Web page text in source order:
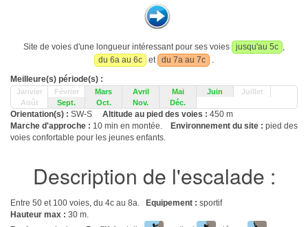
Site de voies d'une longueur intéressant pour ses voies jusqu'au 5c ,
du 6a au 6c
et du 7a au 7c
.
Meilleure(s) période(s) :
Janvier Février Mars Avril Mai Juin
Juillet
Août
Sept. Oct. Nov. Déc.
Orientation(s) : SW-S Altitude au pied des voies : 450 m
Marche d'approche : 10 min en montée. Environnement du site : pied des
voies confortable pour les jeunes enfants.
Description de l'escalade :
Entre 50 et 100 voies, du 4c au 8a. Equipement : sportif
Hauteur max : 30 m.